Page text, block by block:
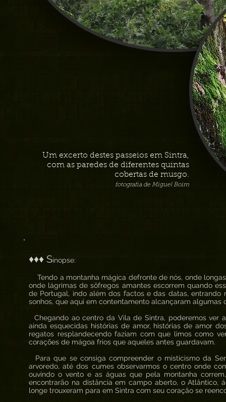
Um excerto destes passeios em Sintra,
com as paredes de diferentes quintas
cobertas de musgo.
fotografia de Miguel Boim
♦♦♦ Sinopse:
Tendo a montanha mágica defronte de nós, onde
onde lágrimas de sôfregos amantes escorrem quando
de Portugal, indo além dos factos e das datas, entrando
sonhos, que aqui em contentamento alcançaram algumas
Chegando ao centro da Vila de Sintra, poderemos ver
ainda esquecidas histórias de amor, histórias de amor
regatos resplandecendo faziam com que limos como
corações de mágoa frios que aqueles antes guardavam.
Para que se consiga compreender o misticismo da
arvoredo, até dos cumes observarmos o centro onde
ouvindo o vento e as águas que pela montanha
encontrarão na distância em campo aberto, o Atlântico,
longe trouxeram para em Sintra com seu coração se